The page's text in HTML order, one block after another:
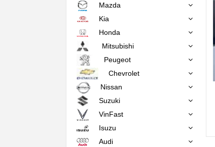
Mazda
Kia
Honda
Mitsubishi
Peugeot
Chevrolet
Nissan
Suzuki
VinFast
Isuzu
Audi